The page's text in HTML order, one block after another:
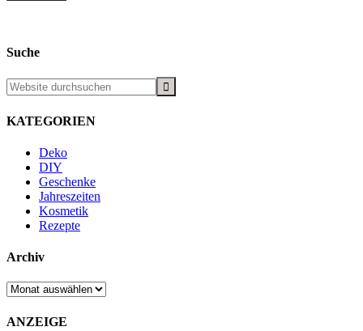
Suche
KATEGORIEN
Deko
DIY
Geschenke
Jahreszeiten
Kosmetik
Rezepte
Archiv
Archiv
ANZEIGE